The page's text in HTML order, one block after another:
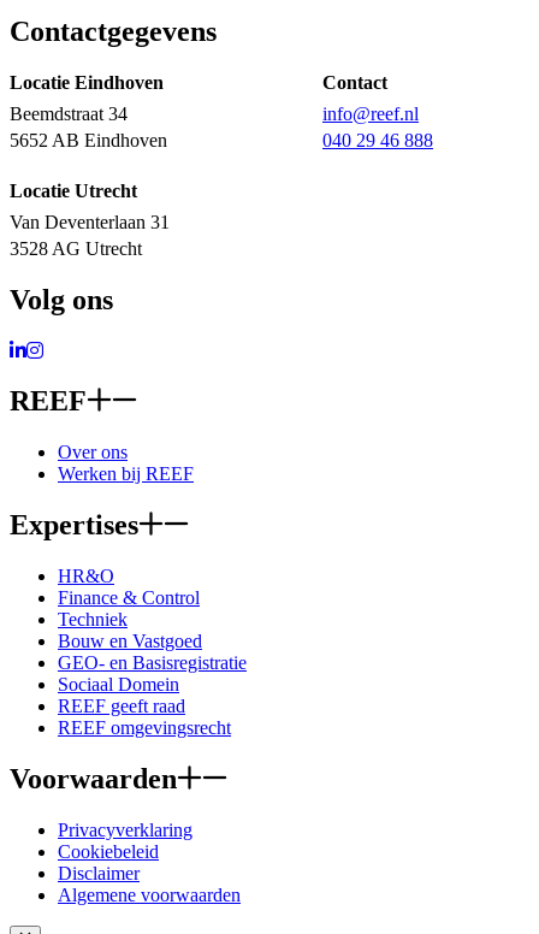
Contactgegevens
Locatie Eindhoven
Contact
Beemdstraat 34
info@reef.nl
5652 AB Eindhoven
040 29 46 888
Locatie Utrecht
Van Deventerlaan 31
3528 AG Utrecht
Volg ons
Ga naar LinkedIn
Ga naar Instagram
REEF
Over ons
Werken bij REEF
Expertises
HR&O
Finance & Control
Techniek
Bouw en Vastgoed
GEO- en Basisregistratie
Sociaal Domein
REEF geeft raad
REEF omgevingsrecht
Voorwaarden
Privacyverklaring
Cookiebeleid
Disclaimer
Algemene voorwaarden